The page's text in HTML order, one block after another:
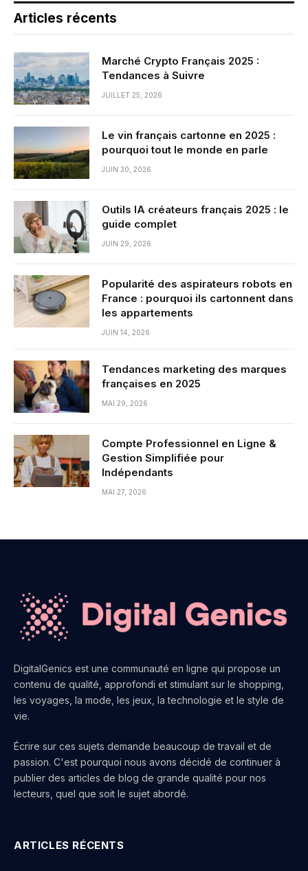
Articles récents
Marché Crypto Français 2025 :
Tendances à Suivre
JUILLET 25, 2026
Le vin français cartonne en 2025 :
pourquoi tout le monde en parle
JUIN 30, 2026
Outils IA créateurs français 2025 : le
guide complet
JUIN 29, 2026
Popularité des aspirateurs robots en
France : pourquoi ils cartonnent dans
les appartements
JUIN 14, 2026
Tendances marketing des marques
françaises en 2025
MAI 29, 2026
Compte Professionnel en Ligne &
Gestion Simplifiée pour
Indépendants
MAI 27, 2026
DigitalGenics est une communauté en ligne qui propose un
contenu de qualité, approfondi et stimulant sur le shopping,
les voyages, la mode, les jeux, la technologie et le style de
vie.
Écrire sur ces sujets demande beaucoup de travail et de
passion. C'est pourquoi nous avons décidé de continuer à
publier des articles de blog de grande qualité pour nos
lecteurs, quel que soit le sujet abordé.
ARTICLES RÉCENTS